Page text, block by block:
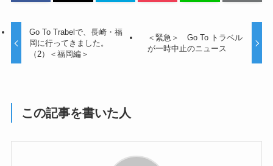
Go To Trabelで、長崎・福
岡に行ってきました。
（2）＜福岡編＞
＜緊急＞ Go To トラベル
が一時中止のニュース
この記事を書いた人